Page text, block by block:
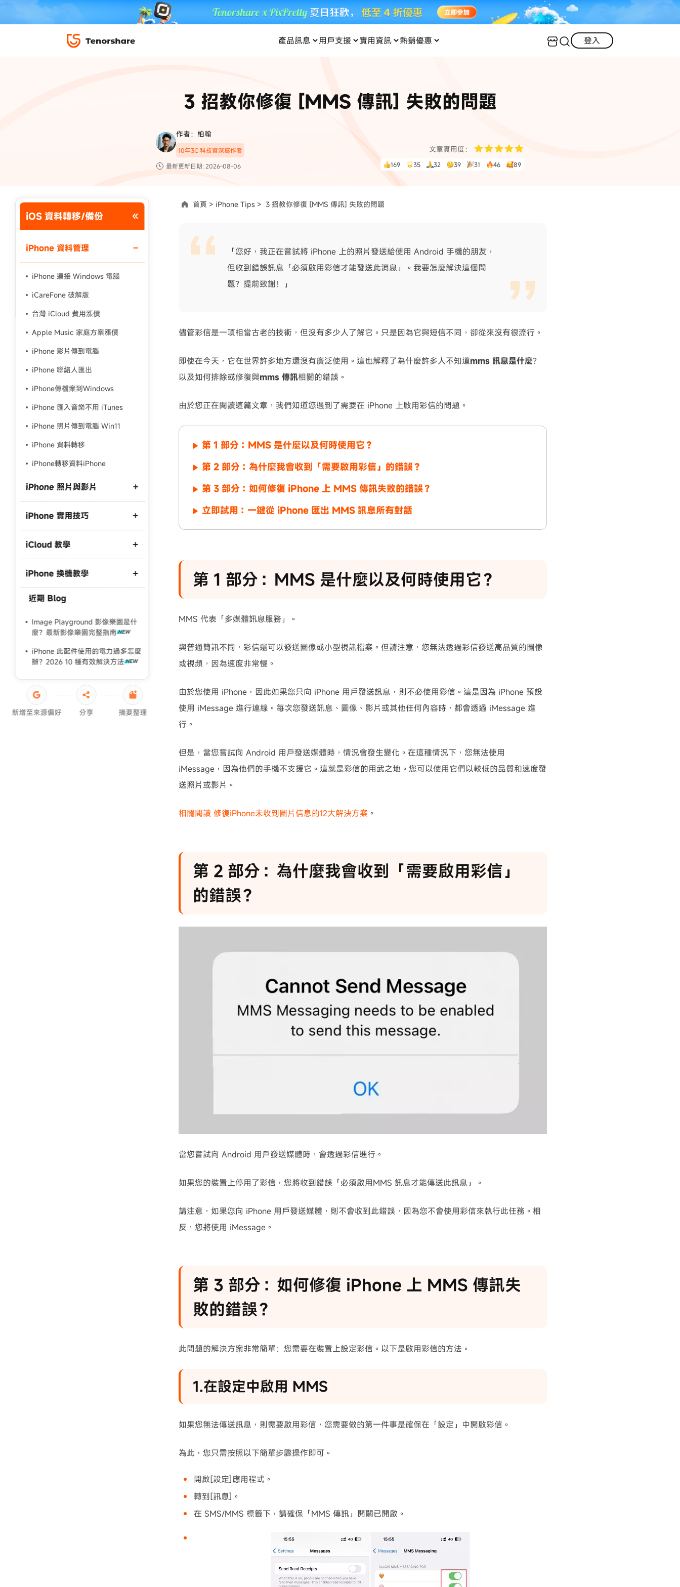
產品訊息
4DDiG Win 資料救援
4DDiG Mac 資料救援
新版本
UltData LINE 數據恢復
UltData WhatsApp 數據恢復
·三星手機螢幕黑屏
用戶支援 實用資訊
·iPhone 照片備份到外接硬碟
·iPhone 永久刪除的照片如何
復原
·Pokemo GO Plus 無法配對
人像修圖 AI 資訊
WhatsApp 資訊 LINE 資料救援
資訊中心
熱銷優惠
📍 iAnyGo 定位神器，
限時 5 折優惠，立即入手！
使用說明：以上折扣碼僅用於 iAnyGo 終身方案,加購後即可使用！
登入
3 招教你修復 [MMS 傳訊] 失敗的問題
作者：柏翰
10年3C 科技資深寫作者
最新更新日期: 2026-08-06
文章實用度：
169 35 32 39 31 46 89
iOS 資料轉移/備份
iPhone 資料管理
iPhone 連接 Windows 電腦
iCareFone 破解版
台灣 iCloud 費用漲價
Apple Music 家庭方案漲價
iPhone 影片傳到電腦
iPhone 聯絡人匯出
iPhone傳檔案到Windows
iPhone 匯入音樂不用 iTunes
iPhone 照片傳到電腦 Win11
iPhone 資料轉移
iPhone轉移資料iPhone
iPhone 照片與影片
iPhone 照片備份到外接硬碟
iPhone 照片備份到電腦
iPhone 照片 HEIC 轉 JPG
iPhone 影片 M4A 轉 MP3
iPhone 原況照片傳到電腦
iPhone 實用技巧
iPhone 開發者模式不見了
iPhone 驗機
iCareFone 破解版
iCareFone 評測
iCloud 教學
iCloud 空間不足
iCloud 滿了怎麼刪
iPhone 換機教學
iPhone 資料轉移
舊 iPhone 轉新 iPhone
iPhone轉移舊手機資料還在嗎？
iPhone轉移失敗原因
近期 Blog
Image Playground 影像樂園是什
麼？最新影像樂園完整指南
iPhone 此配件使用的電力過多怎麼
辦？2026 10 種有效解決方法
新增至來源偏好 分享 摘要整理
首頁 > iPhone Tips > 3 招教你修復 [MMS 傳訊] 失敗的問題
「您好，我正在嘗試將 iPhone 上的照片發送給使用 Android 手機的朋友，
但收到錯誤訊息「必須啟用彩信才能發送此消息」。我要怎麼解決這個問
題？提前致謝！」
儘管彩信是一項相當古老的技術，但沒有多少人了解它。只是因為它與短信不同，卻從來沒有很流行。
即使在今天，它在世界許多地方還沒有廣泛使用。這也解釋了為什麼許多人不知道mms 訊息是什麼？
以及如何排除或修復與mms 傳訊相關的錯誤。
由於您正在閱讀這篇文章，我們知道您遇到了需要在 iPhone 上啟用彩信的問題。
第 1 部分：MMS 是什麼以及何時使用它？
第 2 部分：為什麼我會收到「需要啟用彩信」的錯誤？
第 3 部分：如何修復 iPhone 上 MMS 傳訊失敗的錯誤？
立即試用：一鍵從 iPhone 匯出 MMS 訊息所有對話
第 1 部分：MMS 是什麼以及何時使用它？
MMS 代表「多媒體訊息服務」。
與普通簡訊不同，彩信還可以發送圖像或小型視訊檔案。但請注意，您無法透過彩信發送高品質的圖像
或視頻，因為速度非常慢。
由於您使用 iPhone，因此如果您只向 iPhone 用戶發送訊息，則不必使用彩信。這是因為 iPhone 預設
使用 iMessage 進行連線。每次您發送訊息、圖像、影片或其他任何內容時，都會透過 iMessage 進
行。
但是，當您嘗試向 Android 用戶發送媒體時，情況會發生變化。在這種情況下，您無法使用
iMessage，因為他們的手機不支援它。這就是彩信的用武之地。您可以使用它們以較低的品質和速度發
送照片或影片。
相關閱讀 修復iPhone未收到圖片信息的12大解決方案 。
第 2 部分：為什麼我會收到「需要啟用彩信」
的錯誤？
當您嘗試向 Android 用戶發送媒體時，會透過彩信進行。
如果您的裝置上停用了彩信，您將收到錯誤「必須啟用MMS 訊息才能傳送此訊息」。
請注意，如果您向 iPhone 用戶發送媒體，則不會收到此錯誤，因為您不會使用彩信來執行此任務。相
反，您將使用 iMessage。
第 3 部分：如何修復 iPhone 上 MMS 傳訊失
敗的錯誤？
此問題的解決方案非常簡單：您需要在裝置上設定彩信。以下是啟用彩信的方法。
1.在設定中啟用 MMS
如果您無法傳送訊息，則需要啟用彩信，您需要做的第一件事是確保在「設定」中開啟彩信。
為此，您只需按照以下簡單步驟操作即可。
開啟[設定]應用程式。
轉到[訊息]。
在 SMS/MMS 標籤下，請確保「MMS 傳訊」開關已開啟。